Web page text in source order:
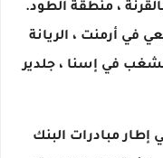
، منطقة الطود.
في أرمنت ، الريانة
في إسنا ، جلدير
، وذلك في إطار مبادرات البنك